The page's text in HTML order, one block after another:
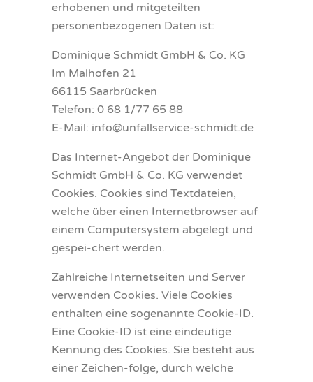
erhobenen und mitgeteilten
personenbezogenen Daten ist:
Dominique Schmidt GmbH & Co. KG
Im Malhofen 21
66115 Saarbrücken
Telefon: 0 68 1/77 65 88
E-Mail: info@unfallservice-schmidt.de
Das Internet-Angebot der Dominique
Schmidt GmbH & Co. KG verwendet
Cookies. Cookies sind Textdateien,
welche über einen Internetbrowser auf
einem Computersystem abgelegt und
gespei-chert werden.
Zahlreiche Internetseiten und Server
verwenden Cookies. Viele Cookies
enthalten eine sogenannte Cookie-ID.
Eine Cookie-ID ist eine eindeutige
Kennung des Cookies. Sie besteht aus
einer Zeichen-folge, durch welche